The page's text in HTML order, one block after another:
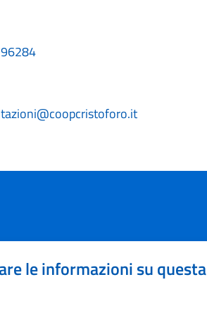
le informazioni su questa